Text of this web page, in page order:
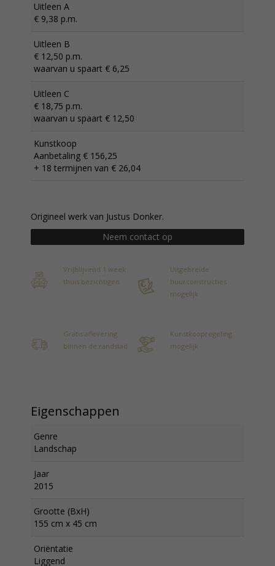
Uitleen A
€ 9,38 p.m.
Uitleen B
€ 12,50 p.m.
waarvan u spaart € 6,25
Uitleen C
€ 18,75 p.m.
waarvan u spaart € 12,50
Kunstkoop
Aanbetaling € 156,25
+ 18 termijnen van € 26,04
Origineel werk van Justus Donker.
Neem contact op
Vrijblijvend 1 week
thuis bezichtigen
Uitgebreide
huurconstructies
mogelijk
Gratis aflevering
binnen de randstad
Kunstkoopregeling
mogelijk
Eigenschappen
Genre
Landschap
Jaar
2015
Grootte (BxH)
155 cm x 45 cm
Oriëntatie
Liggend